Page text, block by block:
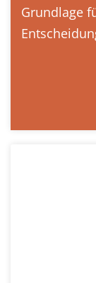
Grundlage